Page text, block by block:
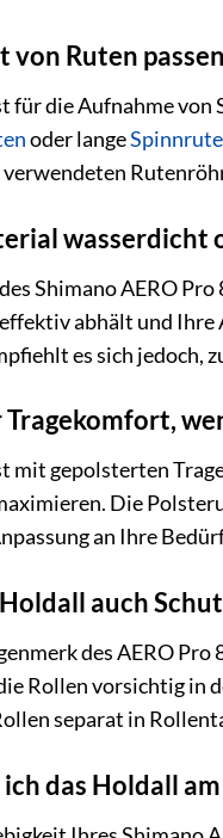
von Ruten
für die Aufnahme
oder lange
wasserdicht
Shimano AERO
abhält und
es sich jedoch,
mit gepolsterten
Die
an Ihre
auch
des AERO
Rollen vorsichtig in
separat in
das Holdall